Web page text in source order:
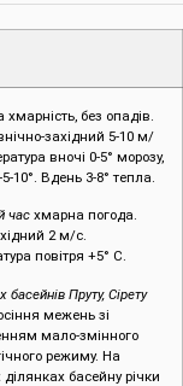
без опадів.
західний 5-10 м/
вночі 0-5° морозу,
10°. Вдень 3-8° тепла.
час хмарна погода.
2 м/с.
повітря +5° С.
басейнів Пруту, Сірету
межень зі
мало-змінного
режиму. На
ділянках басейну річки